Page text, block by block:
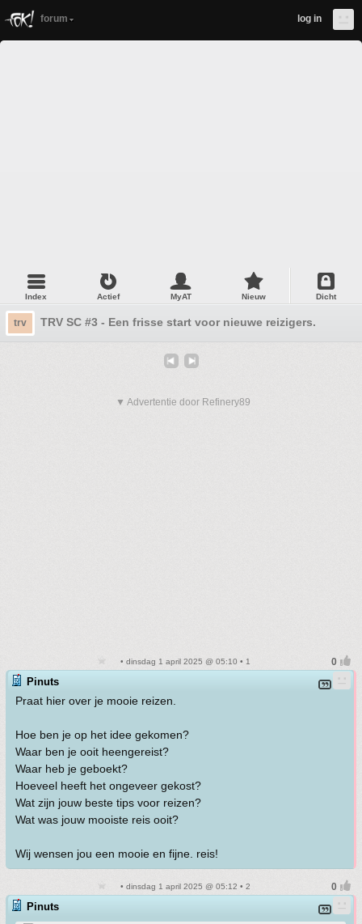
forum log in
Index Actief MyAT Nieuw Dicht
trv TRV SC #3 - Een frisse start voor nieuwe reizigers.
▼ Advertentie door Refinery89
• dinsdag 1 april 2025 @ 05:10 • 1
Pinuts
Praat hier over je mooie reizen.
Hoe ben je op het idee gekomen?
Waar ben je ooit heengereist?
Waar heb je geboekt?
Hoeveel heeft het ongeveer gekost?
Wat zijn jouw beste tips voor reizen?
Wat was jouw mooiste reis ooit?
Wij wensen jou een mooie en fijne. reis!
• dinsdag 1 april 2025 @ 05:12 • 2
Pinuts